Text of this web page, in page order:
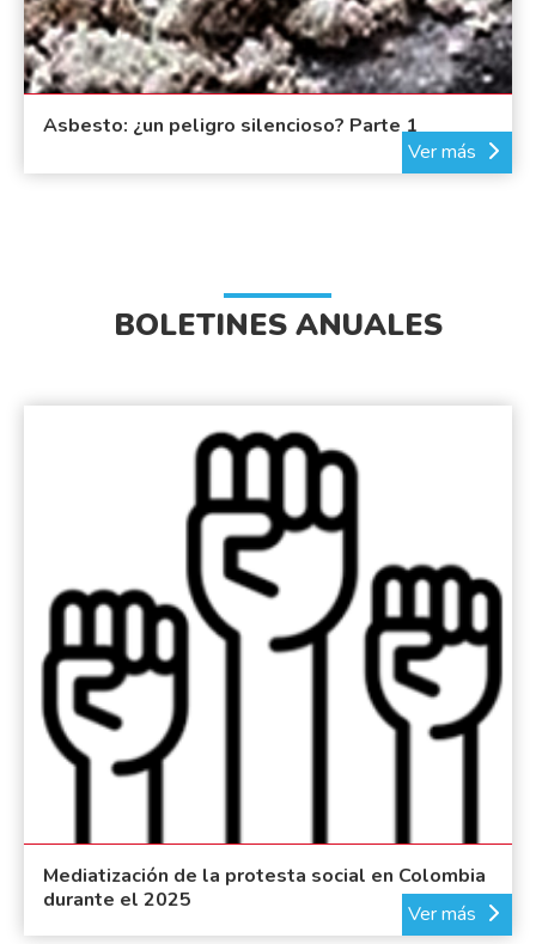
Asbesto: ¿un peligro silencioso? Parte 1
Ver más
BOLETINES ANUALES
Mediatización de la protesta social en Colombia
durante el 2025
Ver más